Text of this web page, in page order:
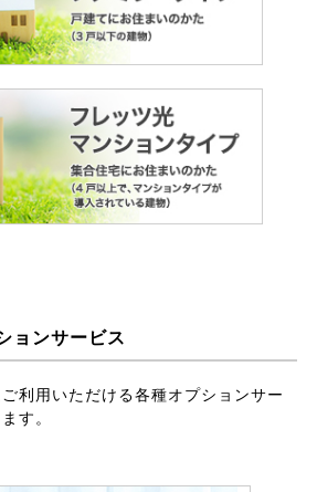
ョンサービス
利用いただける各種オプションサー
す。